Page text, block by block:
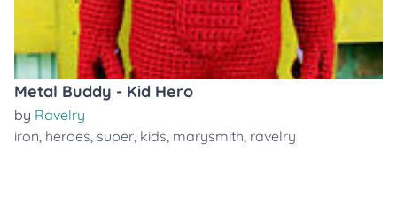
Metal Buddy - Kid Hero
by Ravelry
iron, heroes, super, kids, marysmith, ravelry